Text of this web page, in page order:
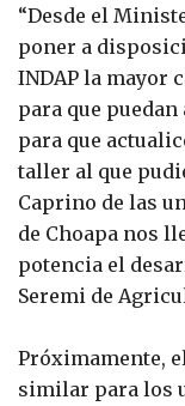
“Desde el
poner a
INDAP la mayor
para que
para que
taller al que
Caprino de las
de Choapa nos
potencia el
Seremi de
Próximamente,
similar para los